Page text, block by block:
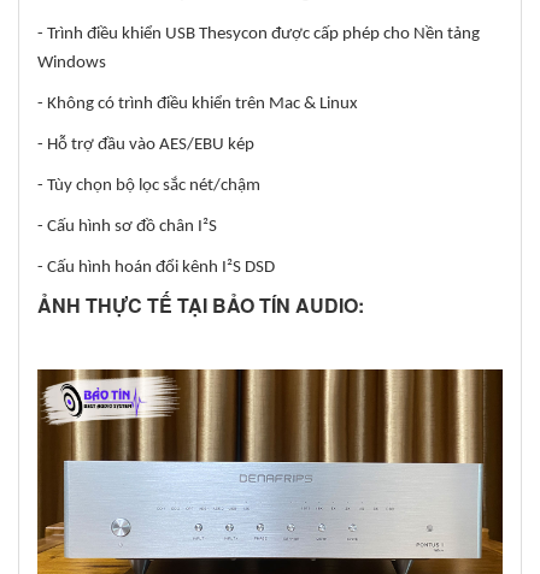
- Trình điều khiển USB Thesycon được cấp phép cho Nền tảng
Windows
- Không có trình điều khiển trên Mac & Linux
- Hỗ trợ đầu vào AES/EBU kép
- Tùy chọn bộ lọc sắc nét/chậm
- Cấu hình sơ đồ chân I²S
- Cấu hình hoán đổi kênh I²S DSD
ẢNH THỰC TẾ TẠI BẢO TÍN AUDIO: